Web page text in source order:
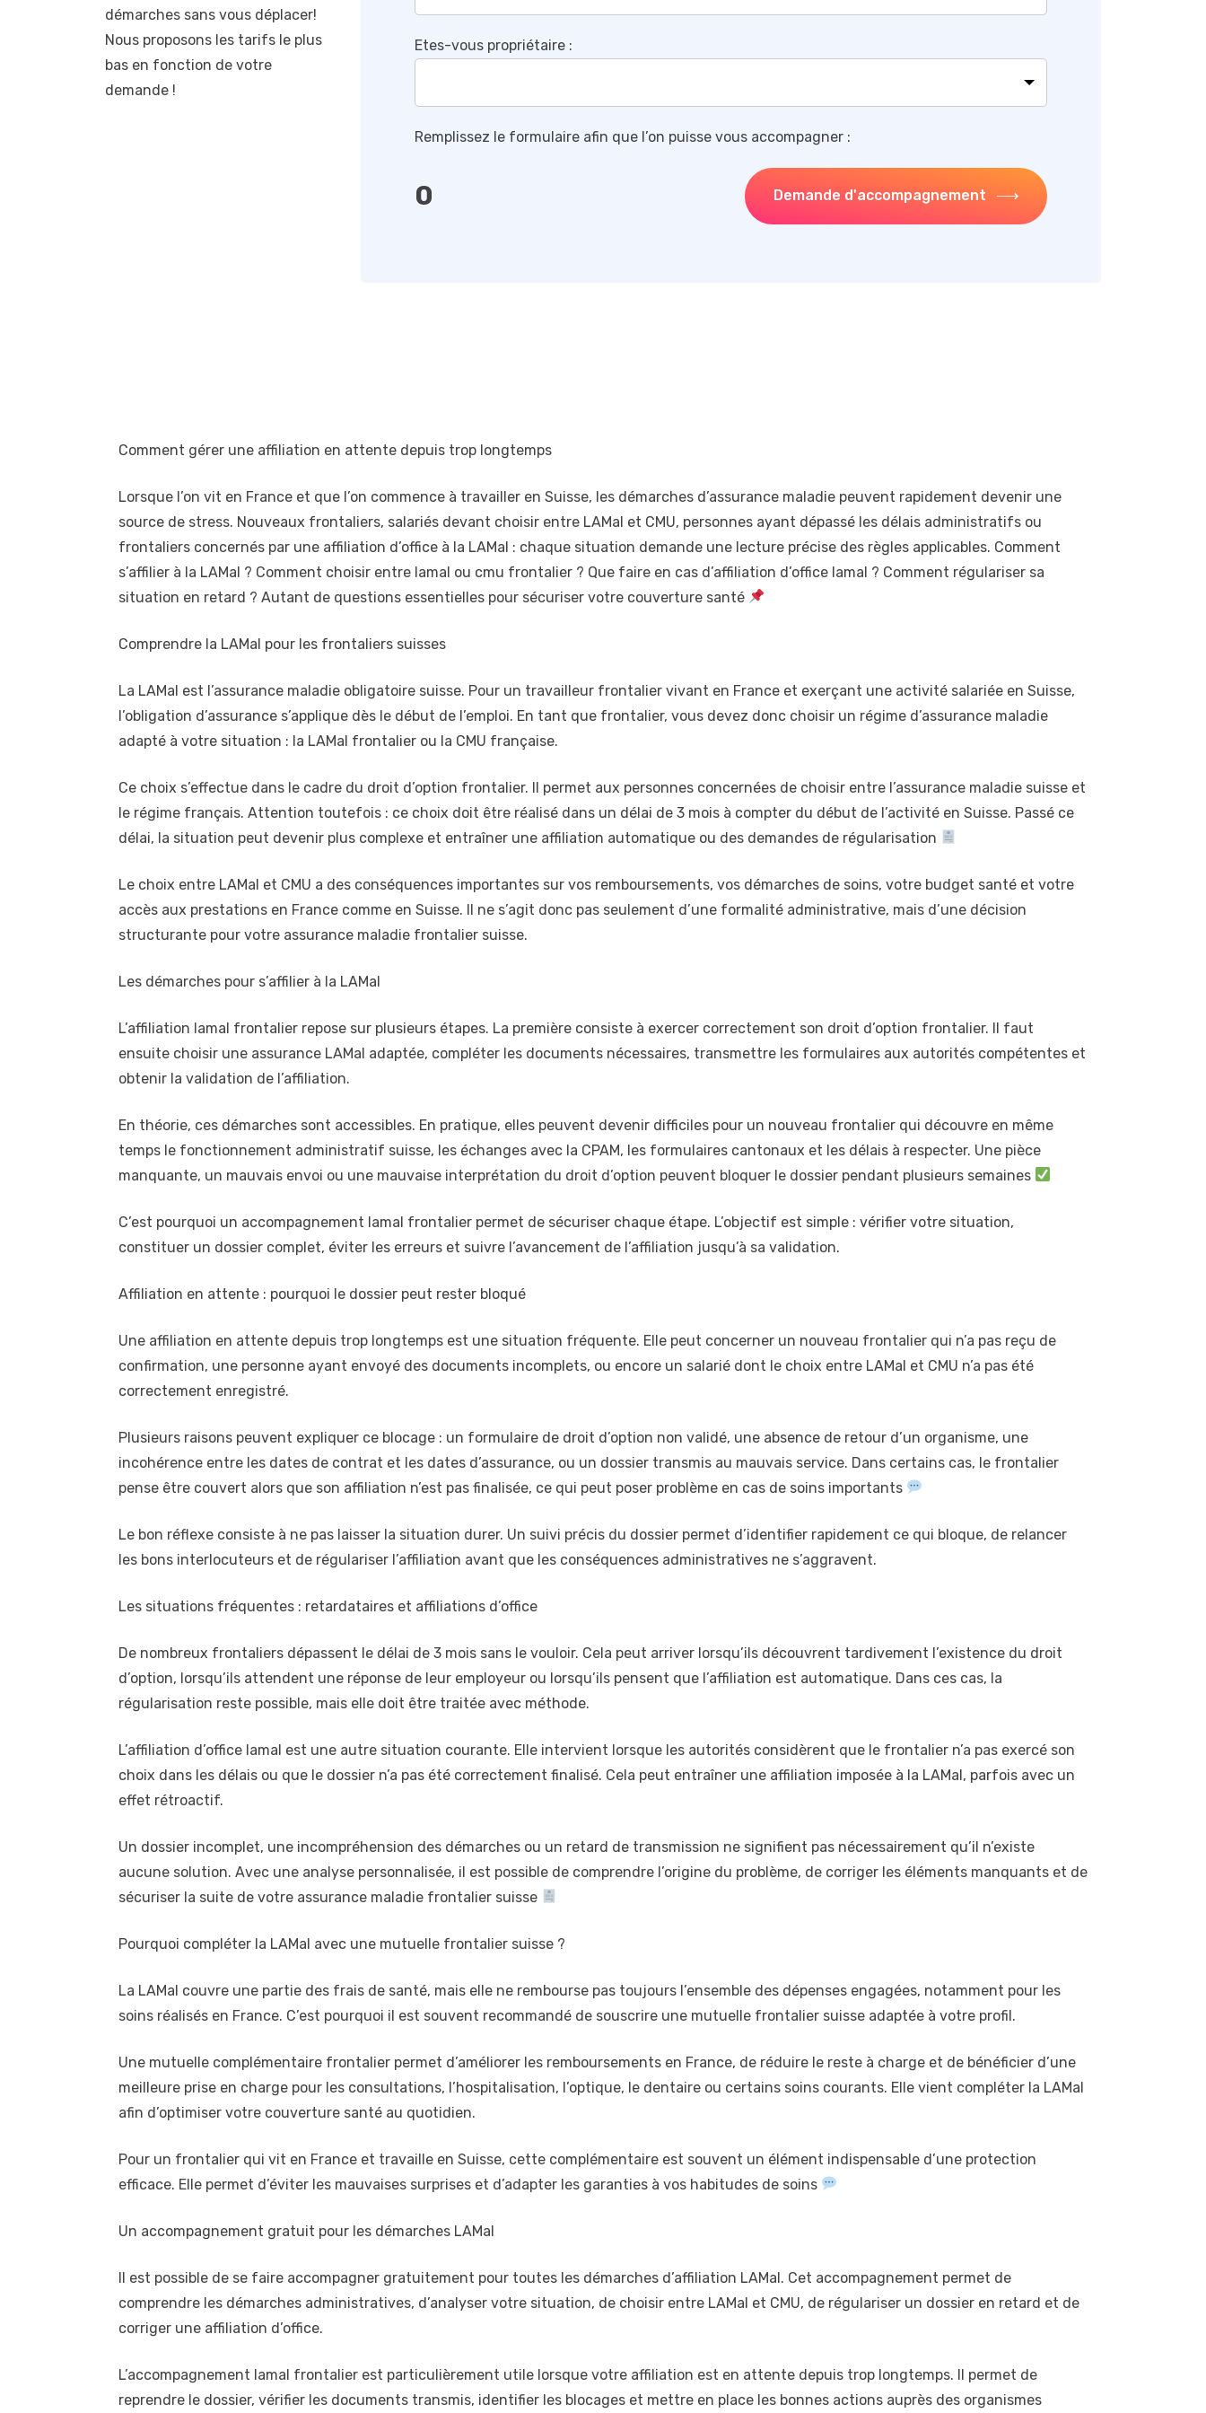
démarches sans vous déplacer!
Nous proposons les tarifs le plus
bas en fonction de votre
demande !
Etes-vous propriétaire :
Remplissez le formulaire afin que l’on puisse vous accompagner :
0 Demande d'accompagnement
Comment gérer une affiliation en attente depuis trop longtemps
Lorsque l’on vit en France et que l’on commence à travailler en Suisse, les démarches d’assurance maladie peuvent rapidement devenir une
source de stress. Nouveaux frontaliers, salariés devant choisir entre LAMal et CMU, personnes ayant dépassé les délais administratifs ou
frontaliers concernés par une affiliation d’office à la LAMal : chaque situation demande une lecture précise des règles applicables. Comment
s’affilier à la LAMal ? Comment choisir entre lamal ou cmu frontalier ? Que faire en cas d’affiliation d’office lamal ? Comment régulariser sa
situation en retard ? Autant de questions essentielles pour sécuriser votre couverture santé
Comprendre la LAMal pour les frontaliers suisses
La LAMal est l’assurance maladie obligatoire suisse. Pour un travailleur frontalier vivant en France et exerçant une activité salariée en Suisse,
l’obligation d’assurance s’applique dès le début de l’emploi. En tant que frontalier, vous devez donc choisir un régime d’assurance maladie
adapté à votre situation : la LAMal frontalier ou la CMU française.
Ce choix s’effectue dans le cadre du droit d’option frontalier. Il permet aux personnes concernées de choisir entre l’assurance maladie suisse et
le régime français. Attention toutefois : ce choix doit être réalisé dans un délai de 3 mois à compter du début de l’activité en Suisse. Passé ce
délai, la situation peut devenir plus complexe et entraîner une affiliation automatique ou des demandes de régularisation
Le choix entre LAMal et CMU a des conséquences importantes sur vos remboursements, vos démarches de soins, votre budget santé et votre
accès aux prestations en France comme en Suisse. Il ne s’agit donc pas seulement d’une formalité administrative, mais d’une décision
structurante pour votre assurance maladie frontalier suisse.
Les démarches pour s’affilier à la LAMal
L’affiliation lamal frontalier repose sur plusieurs étapes. La première consiste à exercer correctement son droit d’option frontalier. Il faut
ensuite choisir une assurance LAMal adaptée, compléter les documents nécessaires, transmettre les formulaires aux autorités compétentes et
obtenir la validation de l’affiliation.
En théorie, ces démarches sont accessibles. En pratique, elles peuvent devenir difficiles pour un nouveau frontalier qui découvre en même
temps le fonctionnement administratif suisse, les échanges avec la CPAM, les formulaires cantonaux et les délais à respecter. Une pièce
manquante, un mauvais envoi ou une mauvaise interprétation du droit d’option peuvent bloquer le dossier pendant plusieurs semaines
C’est pourquoi un accompagnement lamal frontalier permet de sécuriser chaque étape. L’objectif est simple : vérifier votre situation,
constituer un dossier complet, éviter les erreurs et suivre l’avancement de l’affiliation jusqu’à sa validation.
Affiliation en attente : pourquoi le dossier peut rester bloqué
Une affiliation en attente depuis trop longtemps est une situation fréquente. Elle peut concerner un nouveau frontalier qui n’a pas reçu de
confirmation, une personne ayant envoyé des documents incomplets, ou encore un salarié dont le choix entre LAMal et CMU n’a pas été
correctement enregistré.
Plusieurs raisons peuvent expliquer ce blocage : un formulaire de droit d’option non validé, une absence de retour d’un organisme, une
incohérence entre les dates de contrat et les dates d’assurance, ou un dossier transmis au mauvais service. Dans certains cas, le frontalier
pense être couvert alors que son affiliation n’est pas finalisée, ce qui peut poser problème en cas de soins importants
Le bon réflexe consiste à ne pas laisser la situation durer. Un suivi précis du dossier permet d’identifier rapidement ce qui bloque, de relancer
les bons interlocuteurs et de régulariser l’affiliation avant que les conséquences administratives ne s’aggravent.
Les situations fréquentes : retardataires et affiliations d’office
De nombreux frontaliers dépassent le délai de 3 mois sans le vouloir. Cela peut arriver lorsqu’ils découvrent tardivement l’existence du droit
d’option, lorsqu’ils attendent une réponse de leur employeur ou lorsqu’ils pensent que l’affiliation est automatique. Dans ces cas, la
régularisation reste possible, mais elle doit être traitée avec méthode.
L’affiliation d’office lamal est une autre situation courante. Elle intervient lorsque les autorités considèrent que le frontalier n’a pas exercé son
choix dans les délais ou que le dossier n’a pas été correctement finalisé. Cela peut entraîner une affiliation imposée à la LAMal, parfois avec un
effet rétroactif.
Un dossier incomplet, une incompréhension des démarches ou un retard de transmission ne signifient pas nécessairement qu’il n’existe
aucune solution. Avec une analyse personnalisée, il est possible de comprendre l’origine du problème, de corriger les éléments manquants et de
sécuriser la suite de votre assurance maladie frontalier suisse
Pourquoi compléter la LAMal avec une mutuelle frontalier suisse ?
La LAMal couvre une partie des frais de santé, mais elle ne rembourse pas toujours l’ensemble des dépenses engagées, notamment pour les
soins réalisés en France. C’est pourquoi il est souvent recommandé de souscrire une mutuelle frontalier suisse adaptée à votre profil.
Une mutuelle complémentaire frontalier permet d’améliorer les remboursements en France, de réduire le reste à charge et de bénéficier d’une
meilleure prise en charge pour les consultations, l’hospitalisation, l’optique, le dentaire ou certains soins courants. Elle vient compléter la LAMal
afin d’optimiser votre couverture santé au quotidien.
Pour un frontalier qui vit en France et travaille en Suisse, cette complémentaire est souvent un élément indispensable d’une protection
efficace. Elle permet d’éviter les mauvaises surprises et d’adapter les garanties à vos habitudes de soins
Un accompagnement gratuit pour les démarches LAMal
Il est possible de se faire accompagner gratuitement pour toutes les démarches d’affiliation LAMal. Cet accompagnement permet de
comprendre les démarches administratives, d’analyser votre situation, de choisir entre LAMal et CMU, de régulariser un dossier en retard et de
corriger une affiliation d’office.
L’accompagnement lamal frontalier est particulièrement utile lorsque votre affiliation est en attente depuis trop longtemps. Il permet de
reprendre le dossier, vérifier les documents transmis, identifier les blocages et mettre en place les bonnes actions auprès des organismes